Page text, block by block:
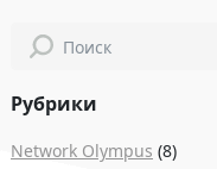
Рубрики
Network Olympus (8)